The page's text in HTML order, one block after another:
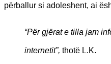
përballur si adoleshent, ai
“Për gjërat e tilla jam
internetit”, thotë L.K.